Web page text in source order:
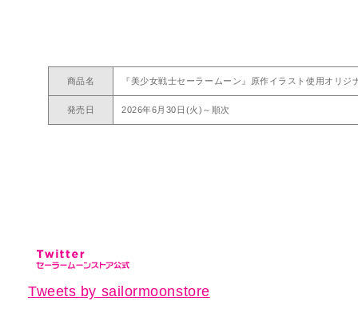
商品名 『美少女戦士セーラームーン』原作イラスト使用オリジ
発売日 2026年6月30日(火)～順次
Tweets by sailormoonstore